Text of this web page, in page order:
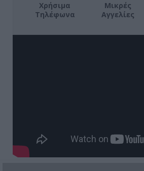
Χρήσιμα
Τηλέφωνα
Μικρές
Αγγελίες